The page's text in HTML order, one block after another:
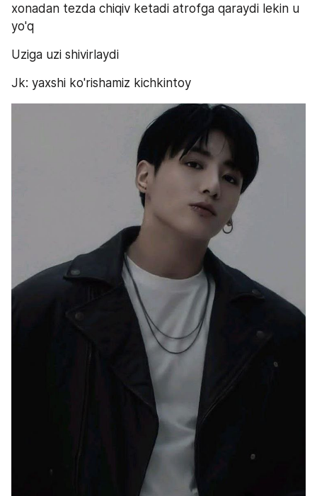
xonadan tezda chiqiv ketadi atrofga qaraydi lekin u
yo'q
Uziga uzi shivirlaydi
Jk: yaxshi ko'rishamiz kichkintoy